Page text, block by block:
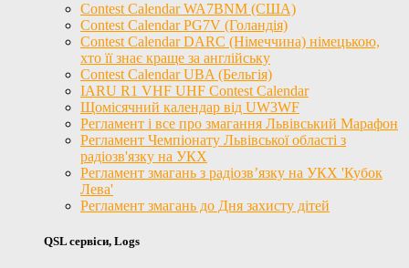
Contest Calendar WA7BNM (США)
Contest Calendar PG7V (Голандія)
Contest Calendar DARC (Німеччина) німецькою,
хто її знає краще за англійську
Contest Calendar UBA (Бельгія)
IARU R1 VHF UHF Contest Calendar
Щомісячний календар від UW3WF
Регламент і все про змагання Львівський Марафон
Регламент Чемпіонату Львівської області з
радіозв'язку на УКХ
Регламент змагань з радіозв’язку на УКХ 'Кубок
Лева'
Регламент змагань до Дня захисту дітей
QSL сервіси, Logs